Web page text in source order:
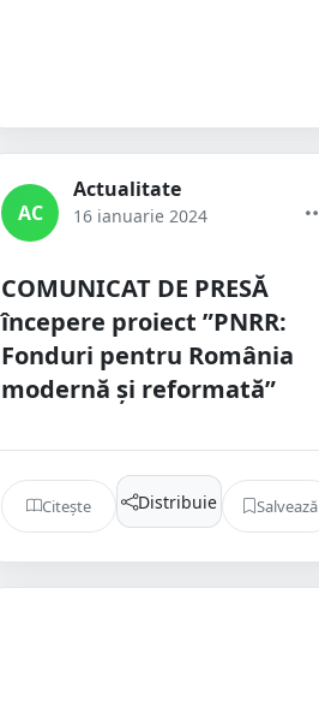
AC
Actualitate
16 ianuarie 2024
COMUNICAT DE PRESĂ
începere proiect ”PNRR:
Fonduri pentru România
modernă și reformată”
Citește Distribuie Salvează